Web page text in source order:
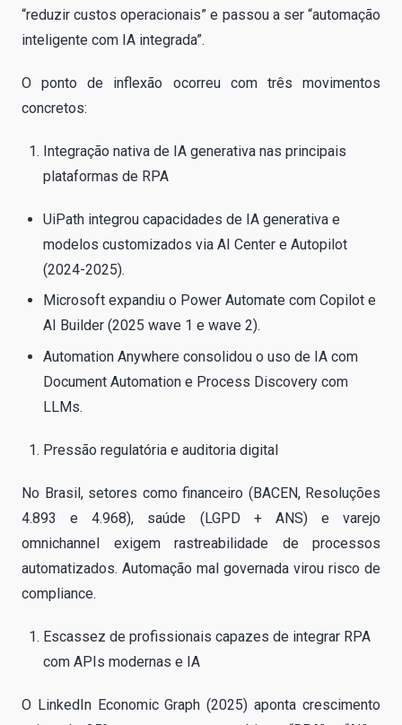
“reduzir custos operacionais” e passou a ser “automação
inteligente com IA integrada”.
O ponto de inflexão ocorreu com três movimentos
concretos:
Integração nativa de IA generativa nas principais
plataformas de RPA
UiPath integrou capacidades de IA generativa e
modelos customizados via AI Center e Autopilot
(2024-2025).
Microsoft expandiu o Power Automate com Copilot e
AI Builder (2025 wave 1 e wave 2).
Automation Anywhere consolidou o uso de IA com
Document Automation e Process Discovery com
LLMs.
Pressão regulatória e auditoria digital
No Brasil, setores como financeiro (BACEN, Resoluções
4.893 e 4.968), saúde (LGPD + ANS) e varejo
omnichannel exigem rastreabilidade de processos
automatizados. Automação mal governada virou risco de
compliance.
Escassez de profissionais capazes de integrar RPA
com APIs modernas e IA
O LinkedIn Economic Graph (2025) aponta crescimento